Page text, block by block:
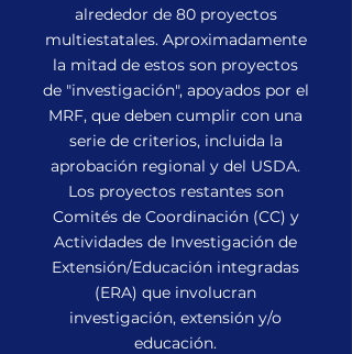
alrededor de 80 proyectos
multiestatales. Aproximadamente
la mitad de estos son proyectos
de "investigación", apoyados por el
MRF, que deben cumplir con una
serie de criterios, incluida la
aprobación regional y del USDA.
Los proyectos restantes son
Comités de Coordinación (CC) y
Actividades de Investigación de
Extensión/Educación integradas
(ERA) que involucran
investigación, extensión y/o
educación.